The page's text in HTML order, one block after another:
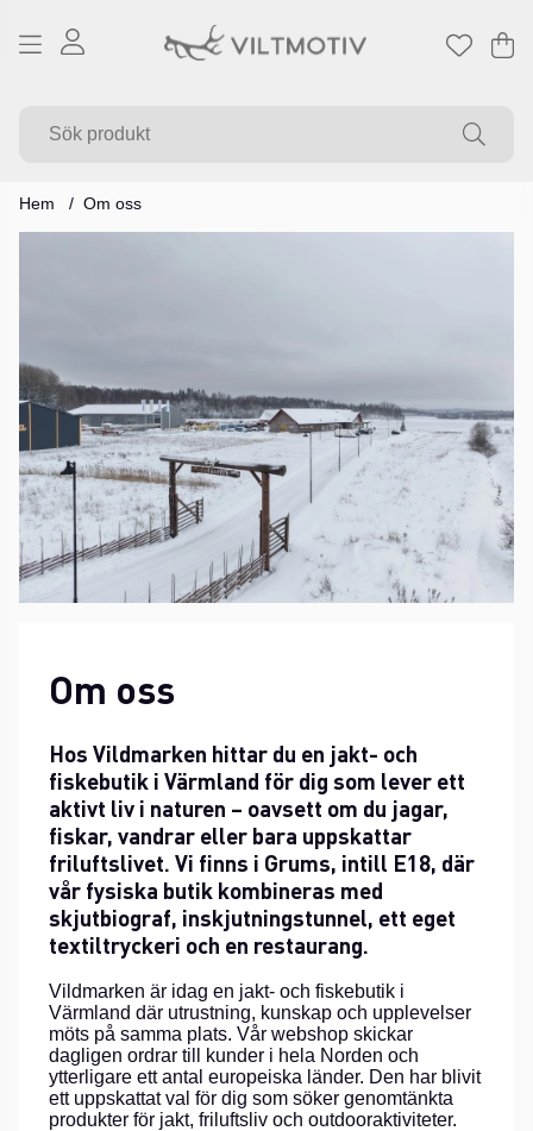
.
Hem Om oss
Om oss
Hos Vildmarken hittar du en jakt- och
fiskebutik i Värmland för dig som lever ett
aktivt liv i naturen – oavsett om du jagar,
fiskar, vandrar eller bara uppskattar
friluftslivet. Vi finns i Grums, intill E18, där
vår fysiska butik kombineras med
skjutbiograf, inskjutningstunnel, ett eget
textiltryckeri och en restaurang.
Vildmarken är idag en jakt- och fiskebutik i
Värmland där utrustning, kunskap och upplevelser
möts på samma plats. Vår webshop skickar
dagligen ordrar till kunder i hela Norden och
ytterligare ett antal europeiska länder. Den har blivit
ett uppskattat val för dig som söker genomtänkta
produkter för jakt, friluftsliv och outdooraktiviteter.